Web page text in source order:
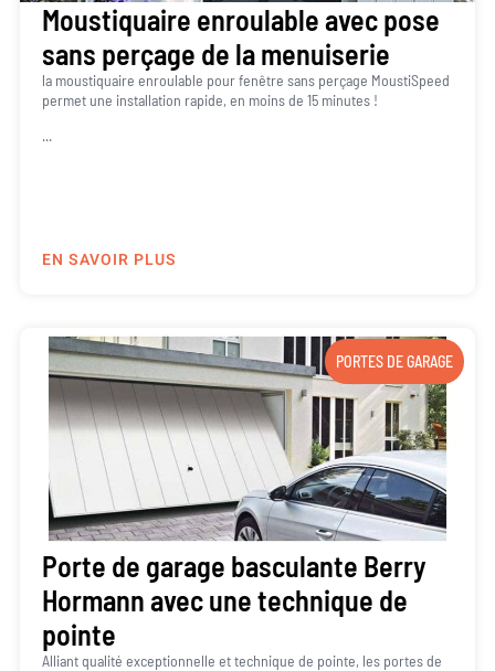
Moustiquaire enroulable avec pose
sans perçage de la menuiserie
la moustiquaire enroulable pour fenêtre sans perçage MoustiSpeed
permet une installation rapide, en moins de 15 minutes !
...
EN SAVOIR PLUS
PORTES DE GARAGE
Porte de garage basculante Berry
Hormann avec une technique de
pointe
Alliant qualité exceptionnelle et technique de pointe, les portes de